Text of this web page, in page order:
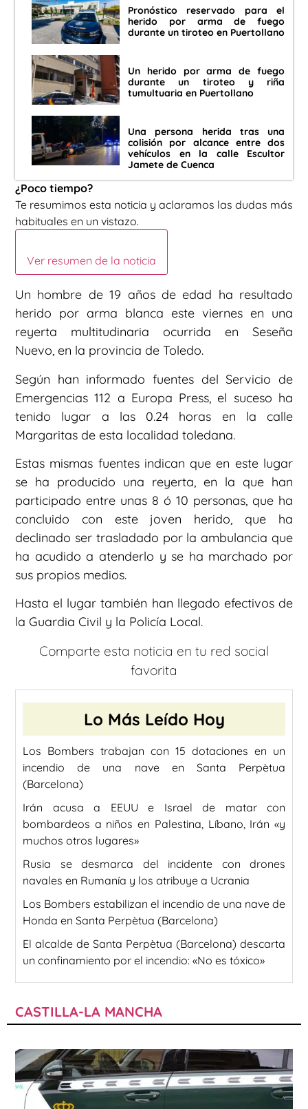
Pronóstico reservado para el
herido por arma de fuego
durante un tiroteo en Puertollano
Un herido por arma de fuego
durante un tiroteo y riña
tumultuaria en Puertollano
Una persona herida tras una
colisión por alcance entre dos
vehículos en la calle Escultor
Jamete de Cuenca
¿Poco tiempo?
Te resumimos esta noticia y aclaramos las dudas más
habituales en un vistazo.
Ver resumen de la noticia
Un hombre de 19 años de edad ha resultado
herido por arma blanca este viernes en una
reyerta multitudinaria ocurrida en Seseña
Nuevo, en la provincia de Toledo.
Según han informado fuentes del Servicio de
Emergencias 112 a Europa Press, el suceso ha
tenido lugar a las 0.24 horas en la calle
Margaritas de esta localidad toledana.
Estas mismas fuentes indican que en este lugar
se ha producido una reyerta, en la que han
participado entre unas 8 ó 10 personas, que ha
concluido con este joven herido, que ha
declinado ser trasladado por la ambulancia que
ha acudido a atenderlo y se ha marchado por
sus propios medios.
Hasta el lugar también han llegado efectivos de
la Guardia Civil y la Policía Local.
Comparte esta noticia en tu red social
favorita
Lo Más Leído Hoy
Los Bombers trabajan con 15 dotaciones en un
incendio de una nave en Santa Perpètua
(Barcelona)
Irán acusa a EEUU e Israel de matar con
bombardeos a niños en Palestina, Líbano, Irán «y
muchos otros lugares»
Rusia se desmarca del incidente con drones
navales en Rumanía y los atribuye a Ucrania
Los Bombers estabilizan el incendio de una nave de
Honda en Santa Perpètua (Barcelona)
El alcalde de Santa Perpètua (Barcelona) descarta
un confinamiento por el incendio: «No es tóxico»
CASTILLA-LA MANCHA